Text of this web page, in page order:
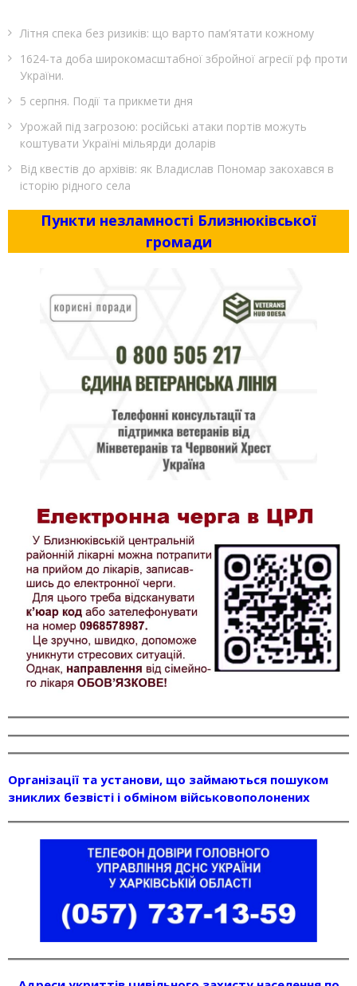
Літня спека без ризиків: що варто пам’ятати кожному
1624-та доба широкомасштабної збройної агресії рф проти
України.
5 серпня. Події та прикмети дня
Урожай під загрозою: російські атаки портів можуть
коштувати Україні мільярди доларів
Від квестів до архівів: як Владислав Пономар закохався в
історію рідного села
Пункти незламності Близнюківської
громади
Організації та установи, що займаються пошуком
зниклих безвісті і обміном військовополонених